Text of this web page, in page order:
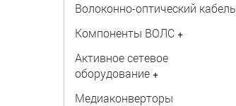
Волоконно-оптический кабель
Компоненты ВОЛС +
Активное сетевое
оборудование +
Медиаконверторы